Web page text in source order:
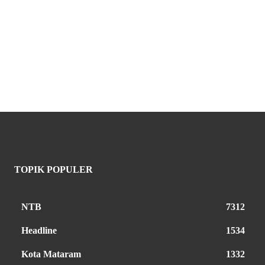
TOPIK POPULER
NTB 7312
Headline 1534
Kota Mataram 1332